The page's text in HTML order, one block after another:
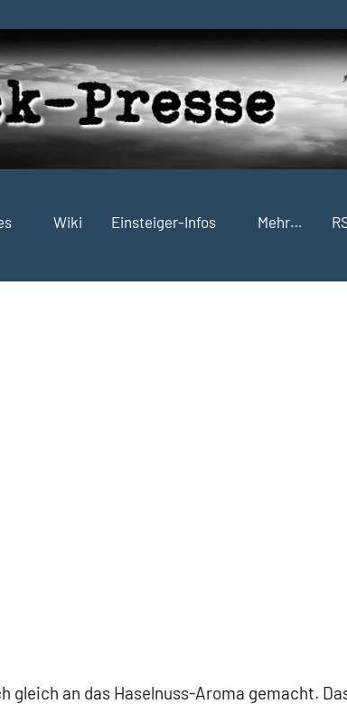
Wiki Einsteiger-Infos Mehr…
gleich an das Haselnuss-Aroma gemacht.